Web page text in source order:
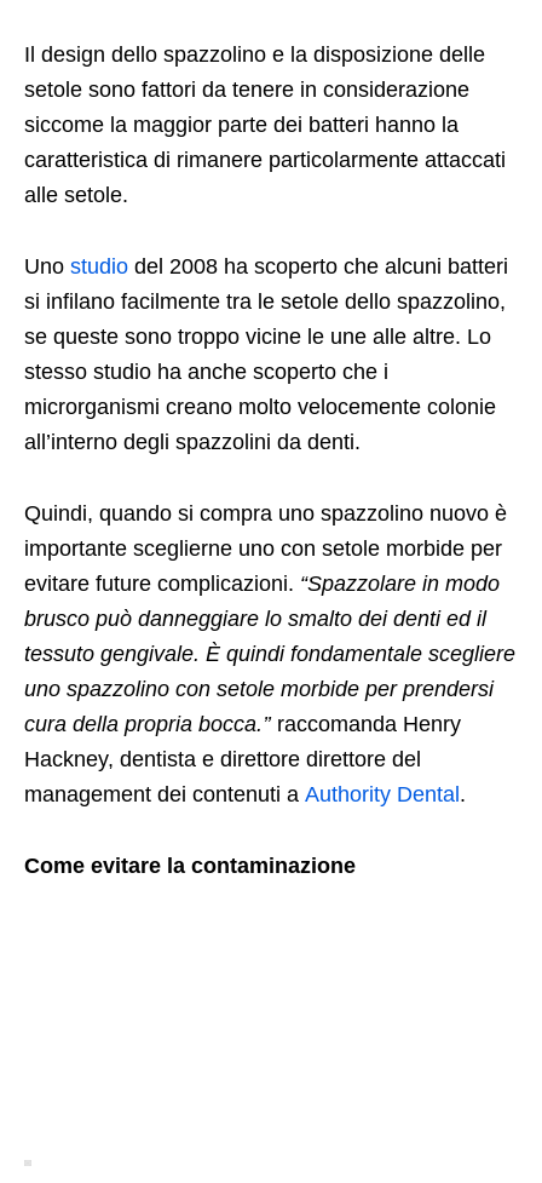
Il design dello spazzolino e la disposizione delle
setole sono fattori da tenere in considerazione
siccome la maggior parte dei batteri hanno la
caratteristica di rimanere particolarmente attaccati
alle setole.
Uno studio del 2008 ha scoperto che alcuni batteri
si infilano facilmente tra le setole dello spazzolino,
se queste sono troppo vicine le une alle altre. Lo
stesso studio ha anche scoperto che i
microrganismi creano molto velocemente colonie
all’interno degli spazzolini da denti.
Quindi, quando si compra uno spazzolino nuovo è
importante sceglierne uno con setole morbide per
evitare future complicazioni. “Spazzolare in modo
brusco può danneggiare lo smalto dei denti ed il
tessuto gengivale. È quindi fondamentale scegliere
uno spazzolino con setole morbide per prendersi
cura della propria bocca.’’ raccomanda Henry
Hackney, dentista e direttore direttore del
management dei contenuti a Authority Dental .
Come evitare la contaminazione